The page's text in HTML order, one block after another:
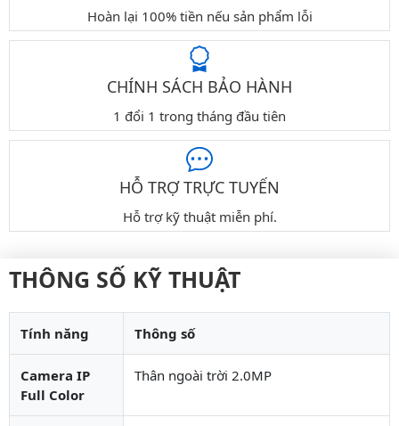
Hoàn lại 100% tiền nếu sản phẩm lỗi
CHÍNH SÁCH BẢO HÀNH
1 đổi 1 trong tháng đầu tiên
HỖ TRỢ TRỰC TUYẾN
Hỗ trợ kỹ thuật miễn phí.
THÔNG SỐ KỸ THUẬT
Tính năng Thông số
Camera IP
Full Color
Thân ngoài trời 2.0MP